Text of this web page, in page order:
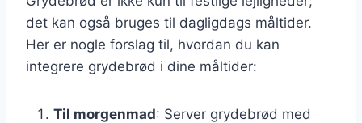
det kan også bruges til dagligdags måltider.
Her er nogle forslag til, hvordan du kan
integrere grydebrød i dine måltider:
Til morgenmad: Server grydebrød med